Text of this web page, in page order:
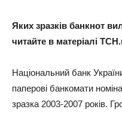
Яких зразків банкнот
читайте в матеріалі
Національний банк
паперові банкомати
зразка 2003-2007 років.